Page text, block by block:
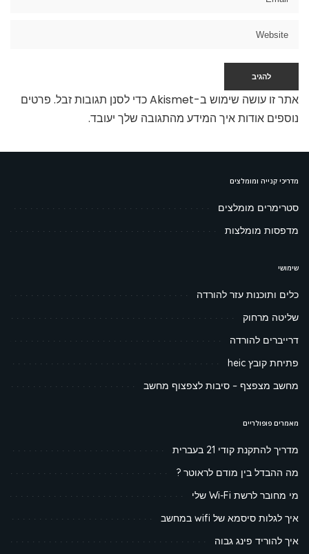
אתר זו עושה שימוש ב-Akismet כדי לסנן תגובות זבל.
פרטים
נוספים אודות איך המידע מהתגובה שלך יעובד.
מדריכי קנייה ומומלצים
סטרימרים מומלצים
מדפסות מומלצות
שימושי
כלים ותוכנות עזר להורדה
שליטה מרחוק
דרייברים להורדה
פתיחת קובץ heic
מחשב מצפצף – סיבות לצפצוף מחשב
מאמרים פופולריים
מדריך להתקנת קודי 21 בעברית
מה ההבדל בין מודם לראוטר ?
מי מחובר לרשת Wi-Fi שלי
איך לגלות סיסמא של wifi במחשב
איך להוריד פינג גבוה